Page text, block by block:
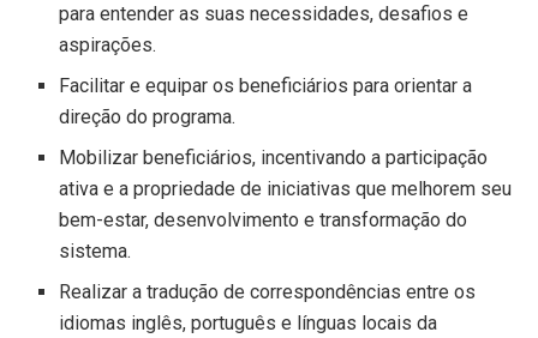
para entender as suas necessidades, desafios e
aspirações.
Facilitar e equipar os beneficiários para orientar a
direção do programa.
Mobilizar beneficiários, incentivando a participação
ativa e a propriedade de iniciativas que melhorem seu
bem-estar, desenvolvimento e transformação do
sistema.
Realizar a tradução de correspondências entre os
idiomas inglês, português e línguas locais da